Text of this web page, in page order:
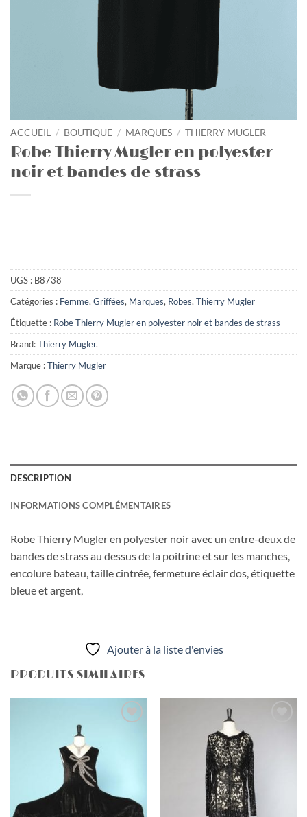
ACCUEIL / BOUTIQUE / MARQUES / THIERRY MUGLER
Robe Thierry Mugler en polyester
noir et bandes de strass
UGS : B8738
Catégories : Femme,Griffées, Marques, Robes,Thierry Mugler
Étiquette : Robe Thierry Mugler en polyester noir et bandes de strass
Brand:Thierry Mugler.
Marque :Thierry Mugler
DESCRIPTION
INFORMATIONS COMPLÉMENTAIRES
Robe Thierry Mugler en polyester noir avec un entre-deux de
bandes de strass au dessus de la poitrine et sur les manches,
encolure bateau, taille cintrée, fermeture éclair dos, étiquette
bleue et argent,
Ajouter à la liste d'envies
PRODUITS SIMILAIRES